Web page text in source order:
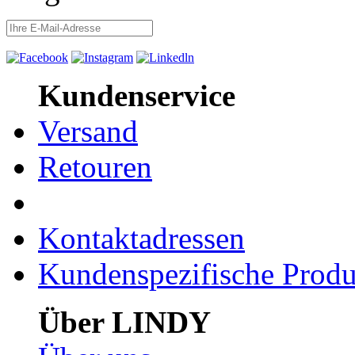
Kundenservice
Versand
Retouren
Kontaktadressen
Kundenspezifische
Über LINDY